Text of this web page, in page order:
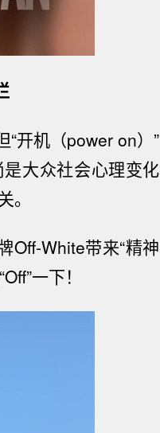
“开机（power on）”
大众社会心理变化
。
Off-White带来“精神
Off”一下！